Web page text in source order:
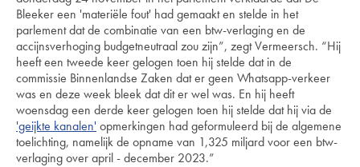
Bleeker een 'materiële fout' had gemaakt en stelde in het
parlement dat de combinatie van een btw-verlaging en de
accijnsverhoging budgetneutraal zou zijn”, zegt Vermeersch. “Hij
heeft een tweede keer gelogen toen hij stelde dat in de
commissie Binnenlandse Zaken dat er geen Whatsapp-verkeer
was en deze week bleek dat dit er wel was. En hij heeft
woensdag een derde keer gelogen toen hij stelde dat hij via de
'geijkte kanalen'opmerkingen had geformuleerd bij de algemene
toelichting, namelijk de opname van 1,325 miljard voor een btw-
verlaging over april - december 2023.”